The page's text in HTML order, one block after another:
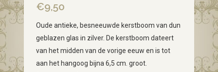
€9,50
Oude antieke, besneeuwde kerstboom van dun
geblazen glas in zilver. De kerstboom dateert
van het midden van de vorige eeuw en is tot
aan het hangoog bijna 6,5 cm. groot.